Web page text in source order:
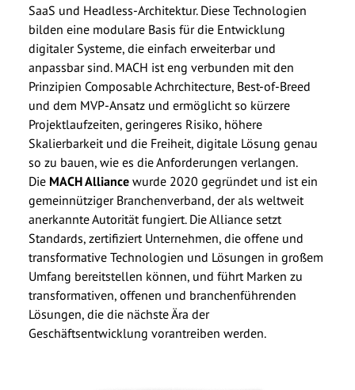
SaaS und Headless-Architektur. Diese Technologien
bilden eine modulare Basis für die Entwicklung
digitaler Systeme, die einfach erweiterbar und
anpassbar sind. MACH ist eng verbunden mit den
Prinzipien Composable Achrchitecture, Best-of-Breed
und dem MVP-Ansatz und ermöglicht so kürzere
Projektlaufzeiten, geringeres Risiko, höhere
Skalierbarkeit und die Freiheit, digitale Lösung genau
so zu bauen, wie es die Anforderungen verlangen.
Die MACH Alliance wurde 2020 gegründet und ist ein
gemeinnütziger Branchenverband, der als weltweit
anerkannte Autorität fungiert. Die Alliance setzt
Standards, zertifiziert Unternehmen, die offene und
transformative Technologien und Lösungen in großem
Umfang bereitstellen können, und führt Marken zu
transformativen, offenen und branchenführenden
Lösungen, die die nächste Ära der
Geschäftsentwicklung vorantreiben werden.